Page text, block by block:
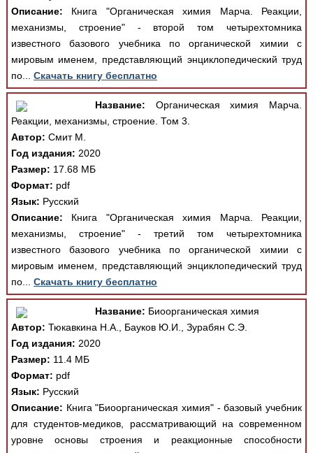
Описание: Книга "Органическая химия Марча. Реакции,
механизмы, строение" - второй том четырехтомника
известного базового учебника по органической химии с
мировым именем, представляющий энциклопедический труд
по... Скачать книгу бесплатно
Название: Органическая химия Марча.
Реакции, механизмы, строение. Том 3.
Автор: Смит М.
Год издания: 2020
Размер: 17.68 МБ
Формат: pdf
Язык: Русский
Описание: Книга "Органическая химия Марча. Реакции,
механизмы, строение" - третий том четырехтомника
известного базового учебника по органической химии с
мировым именем, представляющий энциклопедический труд
по... Скачать книгу бесплатно
Название: Биоорганическая химия
Автор: Тюкавкина Н.А., Бауков Ю.И., Зурабян С.Э.
Год издания: 2020
Размер: 11.4 МБ
Формат: pdf
Язык: Русский
Описание: Книга "Биоорганическая химия" - базовый учебник
для студентов-медиков, рассматривающий на современном
уровне основы строения и реакционные способности